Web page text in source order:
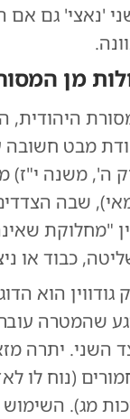
'נאצי' גם אם
מן
היהודית,
מבט חשובה
ה', משנה י"ז)
שבה
"מחלוקת
כבוד או
גודווין הוא
שהמטרה
השני. יתרה
(נוח לו
מג). השימוש